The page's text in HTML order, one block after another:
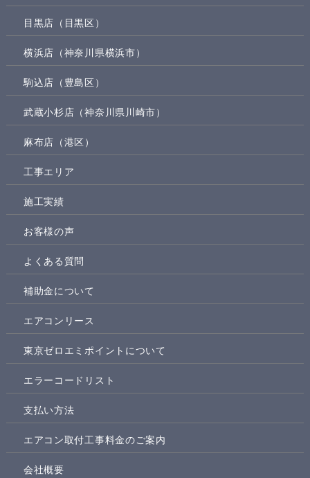
目黒店（目黒区）
横浜店（神奈川県横浜市）
駒込店（豊島区）
武蔵小杉店（神奈川県川崎市）
麻布店（港区）
工事エリア
施工実績
お客様の声
よくある質問
補助金について
エアコンリース
東京ゼロエミポイントについて
エラーコードリスト
支払い方法
エアコン取付工事料金のご案内
会社概要